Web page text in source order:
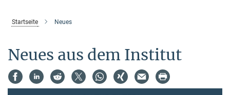
Startseite Neues
Neues aus dem Institut